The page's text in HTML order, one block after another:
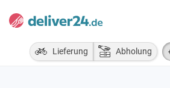
Lieferung Abholung